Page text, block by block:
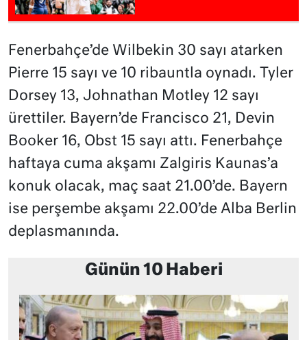
Fenerbahçe’de Wilbekin 30 sayı atarken
Pierre 15 sayı ve 10 ribauntla oynadı. Tyler
Dorsey 13, Johnathan Motley 12 sayı
ürettiler. Bayern’de Francisco 21, Devin
Booker 16, Obst 15 sayı attı. Fenerbahçe
haftaya cuma akşamı Zalgiris Kaunas’a
konuk olacak, maç saat 21.00’de. Bayern
ise perşembe akşamı 22.00’de Alba Berlin
deplasmanında.
Günün 10 Haberi